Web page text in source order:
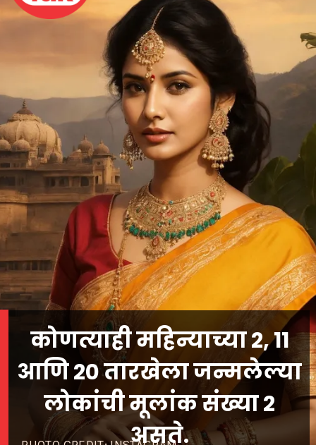
कोणत्याही महिन्याच्या 2, 11
आणि 20 तारखेला जन्मलेल्या
लोकांची मूलांक संख्या 2
असते.